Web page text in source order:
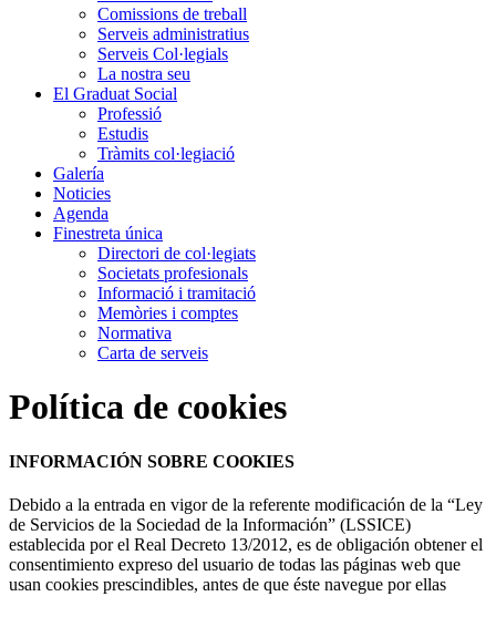
Comissions de treball
Serveis administratius
Serveis Col·legials
La nostra seu
El Graduat Social
Professió
Estudis
Tràmits col·legiació
Galería
Noticies
Agenda
Finestreta única
Directori de col·legiats
Societats profesionals
Informació i tramitació
Memòries i comptes
Normativa
Carta de serveis
Política de cookies
INFORMACIÓN SOBRE COOKIES
Debido a la entrada en vigor de la referente modificación de la “Ley
de Servicios de la Sociedad de la Información” (LSSICE)
establecida por el Real Decreto 13/2012, es de obligación obtener el
consentimiento expreso del usuario de todas las páginas web que
usan cookies prescindibles, antes de que éste navegue por ellas